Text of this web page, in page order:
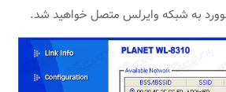
به شبکه وایرلس متصل خواهید شد.